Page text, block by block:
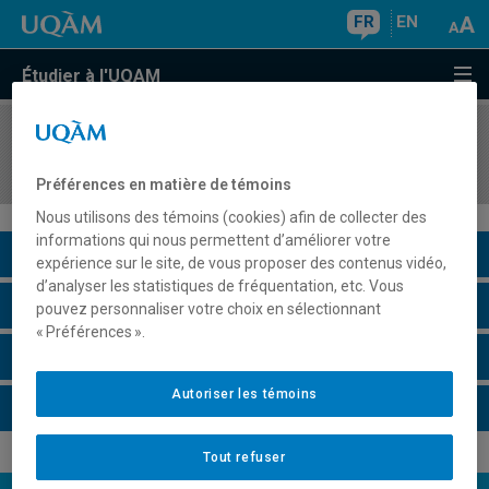
FR EN
Étudier à l'UQAM
COURS//
Description du cours
Horaire - Été 2026
Préférences en matière de témoins
Nous utilisons des témoins (cookies) afin de collecter des
informations qui nous permettent d’améliorer votre
expérience sur le site, de vous proposer des contenus vidéo,
d’analyser les statistiques de fréquentation, etc. Vous
pouvez personnaliser votre choix en sélectionnant
« Préférences ».
Tout refuser
Autoriser les témoins